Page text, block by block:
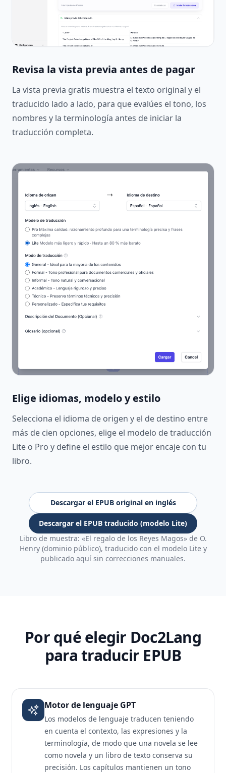
Revisa la vista previa antes de pagar
La vista previa gratis muestra el texto original y el
traducido lado a lado, para que evalúes el tono, los
nombres y la terminología antes de iniciar la
traducción completa.
Elige idiomas, modelo y estilo
Selecciona el idioma de origen y el de destino entre
más de cien opciones, elige el modelo de traducción
Lite o Pro y define el estilo que mejor encaje con tu
libro.
Descargar el EPUB original en inglés
Descargar el EPUB traducido (modelo Lite)
Libro de muestra: «El regalo de los Reyes Magos» de O.
Henry (dominio público), traducido con el modelo Lite y
publicado aquí sin correcciones manuales.
Por qué elegir Doc2Lang
para traducir EPUB
Motor de lenguaje GPT
Los modelos de lenguaje traducen teniendo
en cuenta el contexto, las expresiones y la
terminología, de modo que una novela se lee
como novela y un libro de texto conserva su
precisión. Los capítulos mantienen un tono